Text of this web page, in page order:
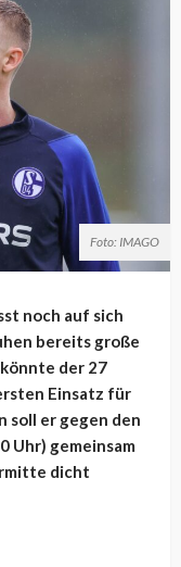
Foto: IMAGO
noch auf sich
bereits große
der 27
Einsatz für
soll er gegen den
Uhr) gemeinsam
dicht